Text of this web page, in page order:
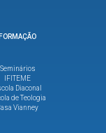
FORMAÇÃO
Seminários
IFITEME
Diaconal
de Teologia
Vianney